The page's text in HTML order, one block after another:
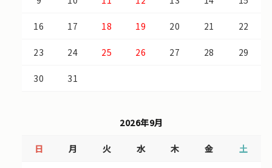
16 17 18 19 20 21 22
23 24 25 26 27 28 29
30 31
2026年9月
日 月 火 水 木 金 土